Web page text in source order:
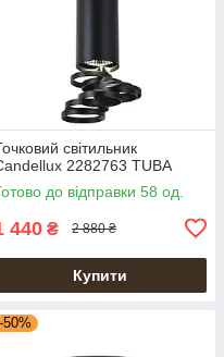
світильник
2282763 TUBA
до відправки 58 од.
440 ₴ 2 880 ₴
Купити